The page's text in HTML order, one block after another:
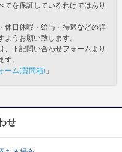
てを保証しているわけではあり
休日休暇・給与・待遇などの詳
うお願い致します。
、下記問い合わせフォームより
。
ーム(質問箱) 」
せ